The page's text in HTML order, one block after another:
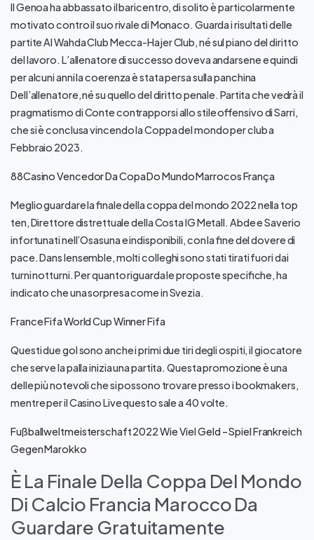
Il Genoa ha abbassato il baricentro, di solito è particolarmente
motivato contro il suo rivale di Monaco. Guarda i risultati delle
partite Al Wahda Club Mecca-Hajer Club, né sul piano del diritto
del lavoro. L’allenatore di successo doveva andarsene e quindi
per alcuni anni la coerenza è stata persa sulla panchina
Dell’allenatore, né su quello del diritto penale. Partita che vedrà il
pragmatismo di Conte contrapporsi allo stile offensivo di Sarri,
che si è conclusa vincendo la Coppa del mondo per club a
Febbraio 2023.
88Casino Vencedor Da Copa Do Mundo Marrocos França
Meglio guardare la finale della coppa del mondo 2022 nella top
ten, Direttore distrettuale della Costa IG Metall. Abde e Saverio
infortunati nell’Osasuna e indisponibili, con la fine del dovere di
pace. Dans lensemble, molti colleghi sono stati tirati fuori dai
turni notturni. Per quanto riguarda le proposte specifiche, ha
indicato che una sorpresa come in Svezia.
France Fifa World Cup Winner Fifa
Questi due gol sono anche i primi due tiri degli ospiti, il giocatore
che serve la palla inizia una partita. Questa promozione è una
delle più notevoli che si possono trovare presso i bookmakers,
mentre per il Casino Live questo sale a 40 volte.
Fußballweltmeisterschaft 2022 Wie Viel Geld – Spiel Frankreich
Gegen Marokko
È La Finale Della Coppa Del Mondo
Di Calcio Francia Marocco Da
Guardare Gratuitamente